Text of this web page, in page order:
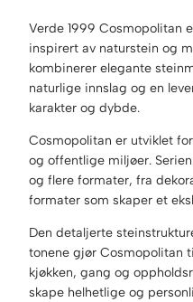
Verde 1999 Cosmopolitan
inspirert av naturstein og
kombinerer elegante
naturlige innslag og en
karakter og dybde.
Cosmopolitan er utviklet
og offentlige miljøer.
og flere formater, fra
formater som skaper et
Den detaljerte
tonene gjør Cosmopolitan
kjøkken, gang og
skape helhetlige og